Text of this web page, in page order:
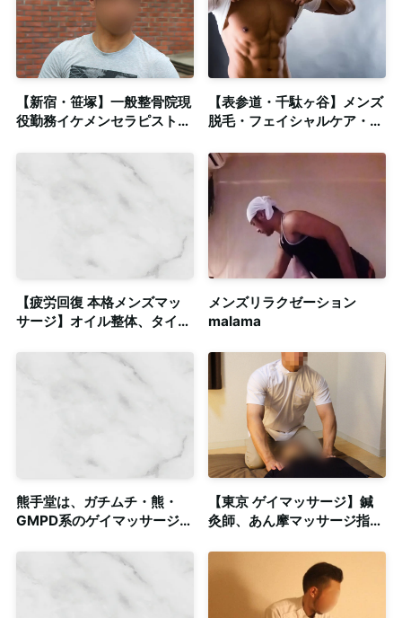
【新宿・笹塚】一般整骨院現
役勤務イケメンセラピストに
ージ◎清潔感のある個室も完
【表参道・千駄ヶ谷】メンズ
脱毛・フェイシャルケア・ボ
が当サロンで施術可能！
【疲労回復 本格メンズマッ
サージ】オイル整体、タイ古
のある個室も完備
メンズリラクゼーション
malama
熊手堂は、ガチムチ・熊・
GMPD系のゲイマッサージ店
ージを提供します。
【東京 ゲイマッサージ】鍼
灸師、あん摩マッサージ指圧
格施術で深部の筋肉へアプロ